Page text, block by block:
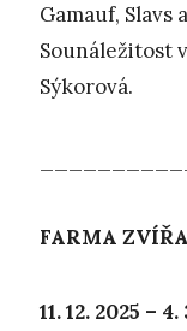
Gamauf, Slavs
Sounáležitost
Sýkorová.
FARMA
11. 12. 2025 –